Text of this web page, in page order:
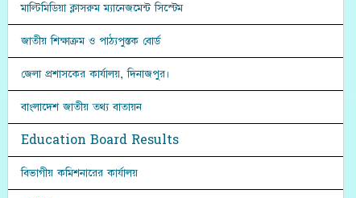
মাল্টিমিডিয়া ক্লাসরুম ম্যানেজমেন্ট সিস্টেম
জাতীয় শিক্ষাক্রম ও পাঠ্যপুস্তক বোর্ড
জেলা প্রশাসকের কার্যালয়, দিনাজপুর।
বাংলাদেশ জাতীয় তথ্য বাতায়ন
Education Board Results
বিভাগীয় কমিশনারের কার্যালয়